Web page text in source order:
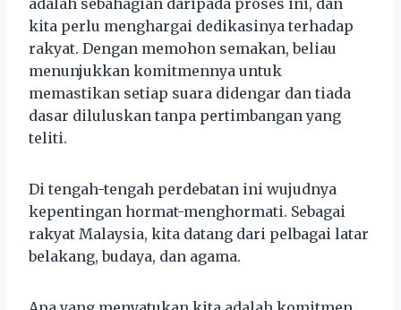
kita perlu menghargai dedikasinya terhadap
rakyat. Dengan memohon semakan, beliau
menunjukkan komitmennya untuk
memastikan setiap suara didengar dan tiada
dasar diluluskan tanpa pertimbangan yang
teliti.
Di tengah-tengah perdebatan ini wujudnya
kepentingan hormat-menghormati. Sebagai
rakyat Malaysia, kita datang dari pelbagai latar
belakang, budaya, dan agama.